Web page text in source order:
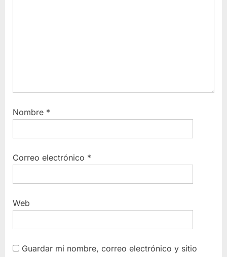
Nombre *
Correo electrónico *
Web
Guardar mi nombre, correo electrónico y sitio